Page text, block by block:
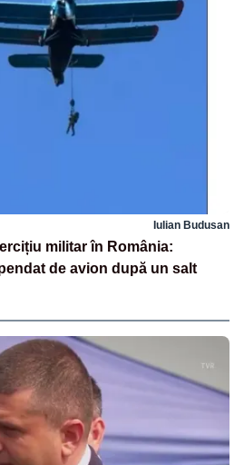
Iulian Budusan
militar în România:
de avion după un salt